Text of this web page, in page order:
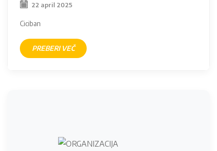
22 april 2025
Ciciban
PREBERI VEČ